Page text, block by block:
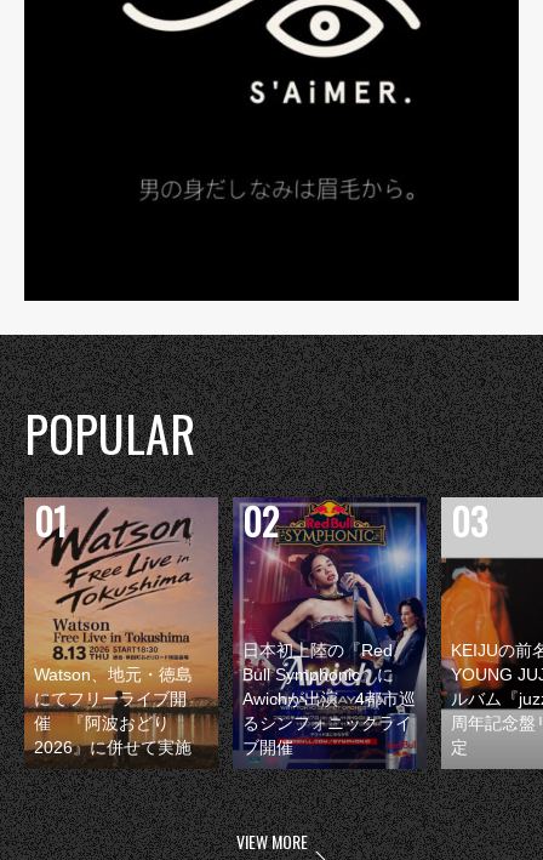
POPULAR
Watson、地元・徳島
にてフリーライブ開
催 『阿波おどり
2026』に併せて実施
日本初上陸の『Red
Bull Symphonic』に
Awichが出演 4都市巡
るシンフォニックライ
ブ開催
KEIJUの前
YOUNG
ルバム『
周年記念盤
定
VIEW MORE